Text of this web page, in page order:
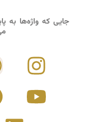
جایی که واژه‌ها به